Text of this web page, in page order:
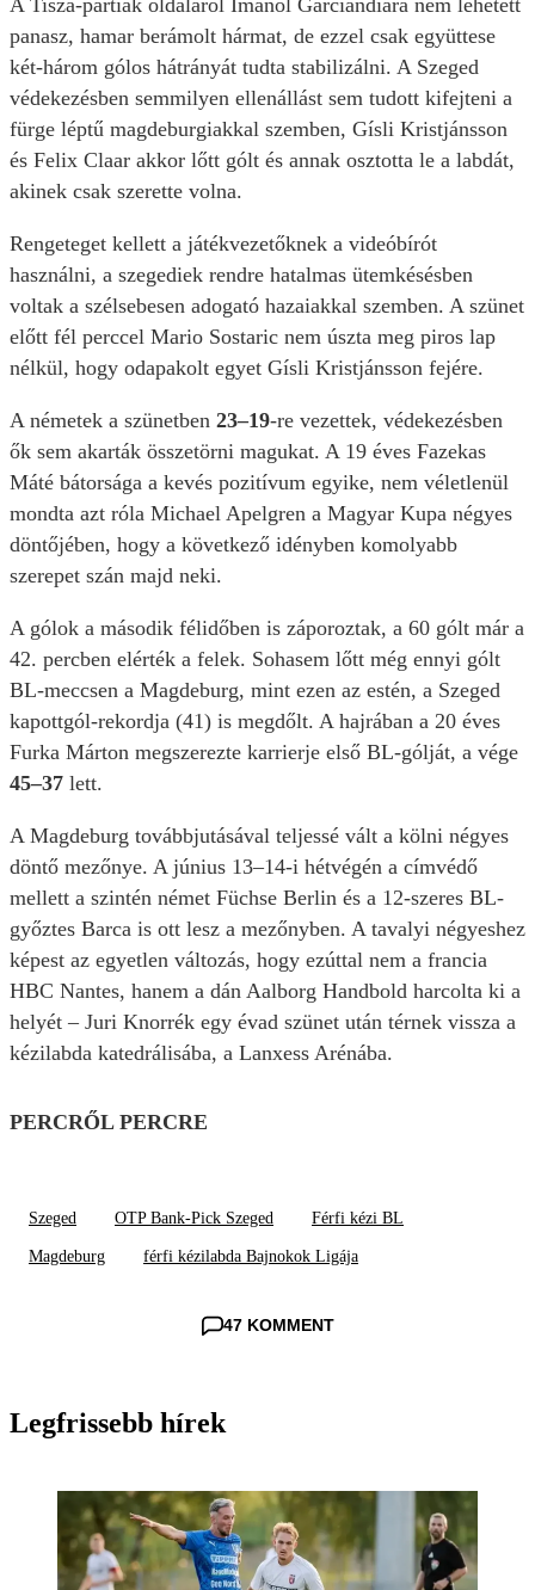
A Tisza-partiak oldaláról Imanol Garciandiára nem lehetett
panasz, hamar berámolt hármat, de ezzel csak együttese
két-három gólos hátrányát tudta stabilizálni. A Szeged
védekezésben semmilyen ellenállást sem tudott kifejteni a
fürge léptű magdeburgiakkal szemben, Gísli Kristjánsson
és Felix Claar akkor lőtt gólt és annak osztotta le a labdát,
akinek csak szerette volna.
Rengeteget kellett a játékvezetőknek a videóbírót
használni, a szegediek rendre hatalmas ütemkésésben
voltak a szélsebesen adogató hazaiakkal szemben. A szünet
előtt fél perccel Mario Sostaric nem úszta meg piros lap
nélkül, hogy odapakolt egyet Gísli Kristjánsson fejére.
A németek a szünetben 23–19-re vezettek, védekezésben
ők sem akarták összetörni magukat. A 19 éves Fazekas
Máté bátorsága a kevés pozitívum egyike, nem véletlenül
mondta azt róla Michael Apelgren a Magyar Kupa négyes
döntőjében, hogy a következő idényben komolyabb
szerepet szán majd neki.
A gólok a második félidőben is záporoztak, a 60 gólt már a
42. percben elérték a felek. Sohasem lőtt még ennyi gólt
BL-meccsen a Magdeburg, mint ezen az estén, a Szeged
kapottgól-rekordja (41) is megdőlt. A hajrában a 20 éves
Furka Márton megszerezte karrierje első BL-gólját, a vége
45–37 lett.
A Magdeburg továbbjutásával teljessé vált a kölni négyes
döntő mezőnye. A június 13–14-i hétvégén a címvédő
mellett a szintén német Füchse Berlin és a 12-szeres BL-
győztes Barca is ott lesz a mezőnyben. A tavalyi négyeshez
képest az egyetlen változás, hogy ezúttal nem a francia
HBC Nantes, hanem a dán Aalborg Handbold harcolta ki a
helyét – Juri Knorrék egy évad szünet után térnek vissza a
kézilabda katedrálisába, a Lanxess Arénába.
PERCRŐL PERCRE
Szeged OTP Bank-Pick Szeged Férfi kézi BL
Magdeburg férfi kézilabda Bajnokok Ligája
47 KOMMENT
Legfrissebb hírek